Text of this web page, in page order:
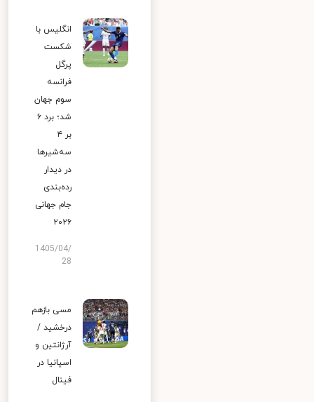
انگلیس با
شکست
پرگل
فرانسه
سوم جهان
شد؛ برد ۶
بر ۴
سه‌شیرها
در دیدار
رده‌بندی
جام جهانی
۲۰۲۶
1405/04/
28
مسی بازهم
درخشید /
آرژانتین و
اسپانیا در
فینال